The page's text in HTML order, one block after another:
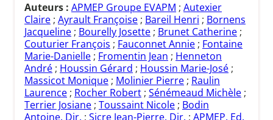
Auteurs : APMEP Groupe EVAPM ; Autexier
Claire ; Ayrault Françoise ; Bareil Henri ; Bornens
Jacqueline ; Bourelly Josette ; Brunet Catherine ;
Couturier François ; Fauconnet Annie ; Fontaine
Marie-Danielle ; Fromentin Jean ; Henneton
André ; Houssin Gérard ; Houssin Marie-José ;
Massicot Monique ; Molinier Pierre ; Raulin
Laurence ; Rocher Robert ; Sénémeaud Michèle ;
Terrier Josiane ; Toussaint Nicole ; Bodin
Antoine. Dir. ; Sicre Jean-Pierre. Dir. ; APMEP. Ed.